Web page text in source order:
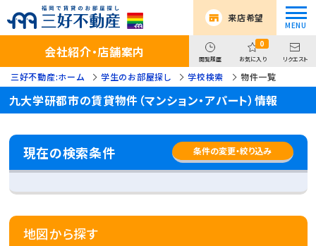
来店希望
会社紹介・店舗案内 閲覧履歴
0
お気に入り リクエスト
三好不動産:ホーム 学生のお部屋探し 学校検索 物件一覧
九大学研都市の賃貸物件（マンション・アパート）情報
現在の検索条件 条件の変更・絞り込み
地図から探す